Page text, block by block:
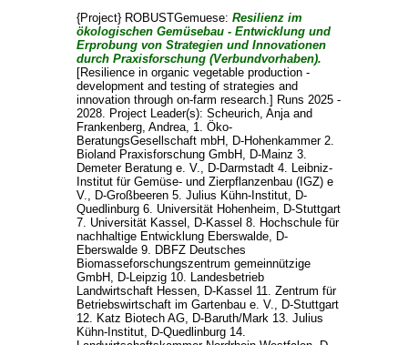
{Project} ROBUSTGemuese: Resilienz im
ökologischen Gemüsebau - Entwicklung und
Erprobung von Strategien und Innovationen
durch Praxisforschung (Verbundvorhaben).
[Resilience in organic vegetable production -
development and testing of strategies and
innovation through on-farm research.] Runs 2025 -
2028. Project Leader(s): Scheurich, Anjaand
Frankenberg, Andrea, 1. Öko-
BeratungsGesellschaft mbH, D-Hohenkammer 2.
Bioland Praxisforschung GmbH, D-Mainz 3.
Demeter Beratung e. V., D-Darmstadt 4. Leibniz-
Institut für Gemüse- und Zierpflanzenbau (IGZ) e
V., D-Großbeeren 5. Julius Kühn-Institut, D-
Quedlinburg 6. Universität Hohenheim, D-Stuttgart
7. Universität Kassel, D-Kassel 8. Hochschule für
nachhaltige Entwicklung Eberswalde, D-
Eberswalde 9. DBFZ Deutsches
Biomasseforschungszentrum gemeinnützige
GmbH, D-Leipzig 10. Landesbetrieb
Landwirtschaft Hessen, D-Kassel 11. Zentrum für
Betriebswirtschaft im Gartenbau e. V., D-Stuttgart
12. Katz Biotech AG, D-Baruth/Mark 13. Julius
Kühn-Institut, D-Quedlinburg 14.